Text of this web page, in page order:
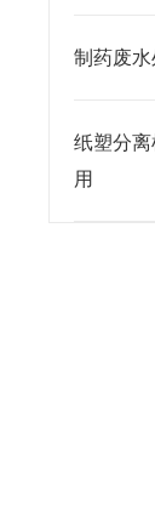
制药废
纸塑分离
用